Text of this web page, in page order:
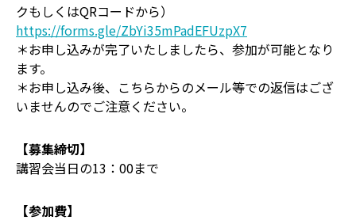
クもしくはQRコードから）
https://forms.gle/ZbYi35mPadEFUzpX7
＊お申し込みが完了いたしましたら、参加が可能となり
ます。
＊お申し込み後、こちらからのメール等での返信はござ
いませんのでご注意ください。
【募集締切】
講習会当日の13：00まで
【参加費】